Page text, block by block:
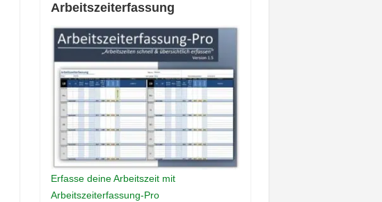
Arbeitszeiterfassung
Erfasse deine Arbeitszeit mit
Arbeitszeiterfassung-Pro